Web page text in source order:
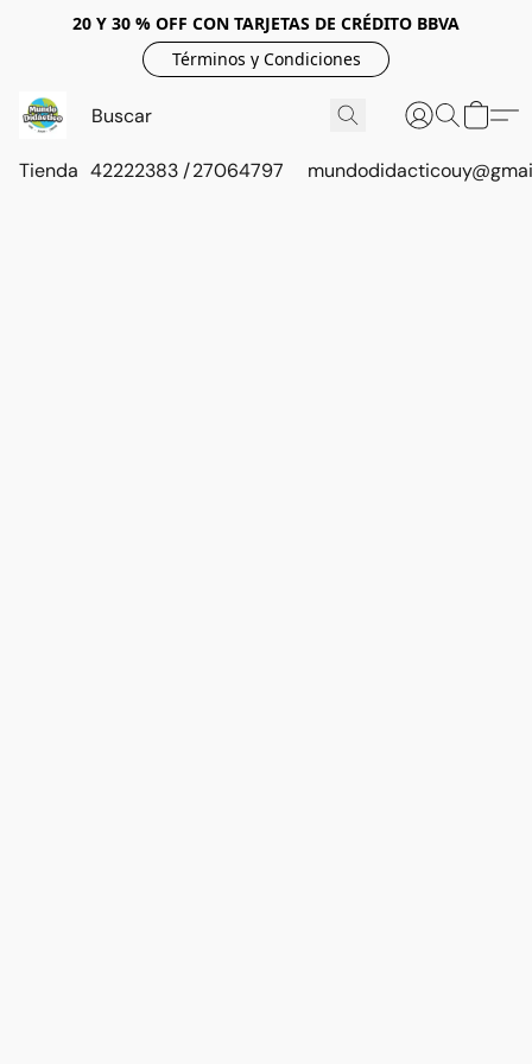
20 Y 30 % OFF CON TARJETAS DE CRÉDITO BBVA
Términos y Condiciones
Tienda 42222383 / 27064797